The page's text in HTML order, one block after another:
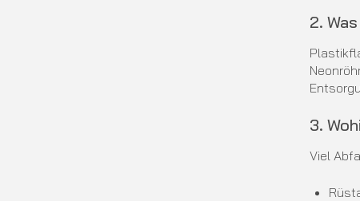
2.
3.
Viel